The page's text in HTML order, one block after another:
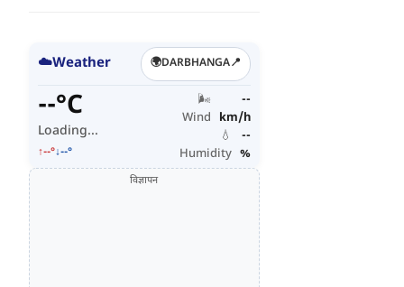
☁️Weather 🌍DARBHANGA📍
--°C
Loading...
↑--°↓--°
🌬️
Wind
--
km/h
💧
Humidity
--
%
विज्ञापन